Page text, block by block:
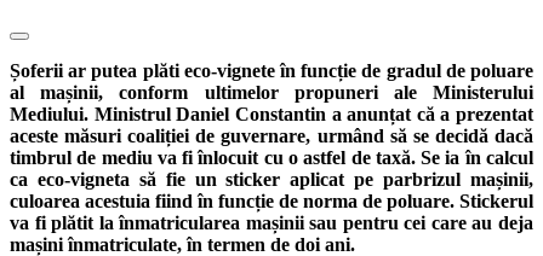
Șoferii ar putea plăti eco-vignete în funcție de gradul de poluare
al mașinii, conform ultimelor propuneri ale Ministerului
Mediului. Ministrul Daniel Constantin a anunțat că a prezentat
aceste măsuri coaliției de guvernare, urmând să se decidă dacă
timbrul de mediu va fi înlocuit cu o astfel de taxă. Se ia în calcul
ca eco-vigneta să fie un sticker aplicat pe parbrizul mașinii,
culoarea acestuia fiind în funcție de norma de poluare. Stickerul
va fi plătit la înmatricularea mașinii sau pentru cei care au deja
mașini înmatriculate, în termen de doi ani.